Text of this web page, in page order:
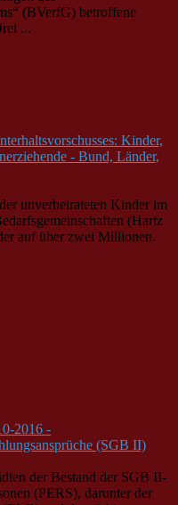
(BVerfG) betroffene
...
Kinder,
- Bund, Länder,
unverheirateten Kinder im
(Hartz
auf über zwei Millionen.
2016 -
(SGB II)
der Bestand der SGB II-
(PERS), darunter der